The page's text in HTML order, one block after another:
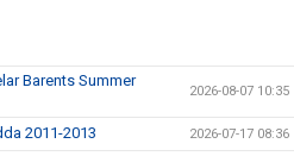
Barents Summer
2026-08-07 10:35
2011-2013 2026-07-17 08:36